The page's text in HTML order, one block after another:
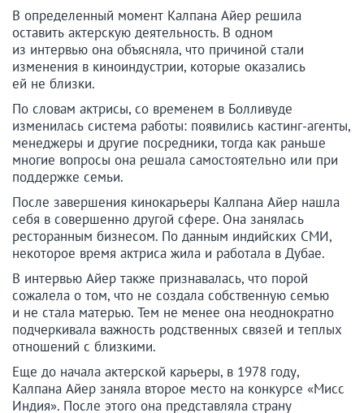
В определенный момент Калпана Айер решила
оставить актерскую деятельность. В одном
из интервью она объясняла, что причиной стали
изменения в киноиндустрии, которые оказались
ей не близки.
По словам актрисы, со временем в Болливуде
изменилась система работы: появились кастинг-агенты,
менеджеры и другие посредники, тогда как раньше
многие вопросы она решала самостоятельно или при
поддержке семьи.
После завершения кинокарьеры Калпана Айер нашла
себя в совершенно другой сфере. Она занялась
ресторанным бизнесом. По данным индийских СМИ,
некоторое время актриса жила и работала в Дубае.
В интервью Айер также признавалась, что порой
сожалела о том, что не создала собственную семью
и не стала матерью. Тем не менее она неоднократно
подчеркивала важность родственных связей и теплых
отношений с близкими.
Еще до начала актерской карьеры, в 1978 году,
Калпана Айер заняла второе место на конкурсе «Мисс
Индия». После этого она представляла страну